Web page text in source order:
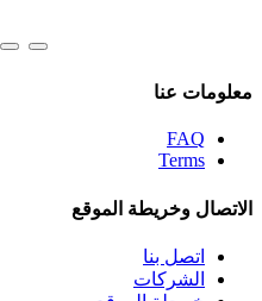
معلومات عنا
FAQ
Terms
الاتصال وخريطة الموقع
اتصل بنا
الشركات